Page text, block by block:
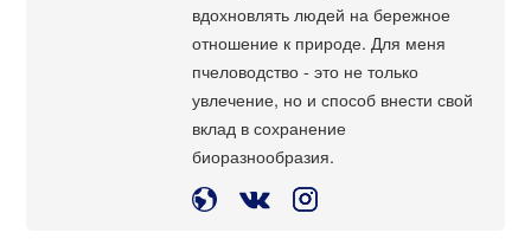
вдохновлять людей на бережное
отношение к природе. Для меня
пчеловодство - это не только
увлечение, но и способ внести свой
вклад в сохранение
биоразнообразия.